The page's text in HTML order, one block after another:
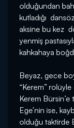
olduğundan
kutladığı
aksine bu kez
yenmiş
kahkahaya
Beyaz, gece
“Kerem”
Kerem Bürsin’e
Ege’nin ise,
olduğu taktirde